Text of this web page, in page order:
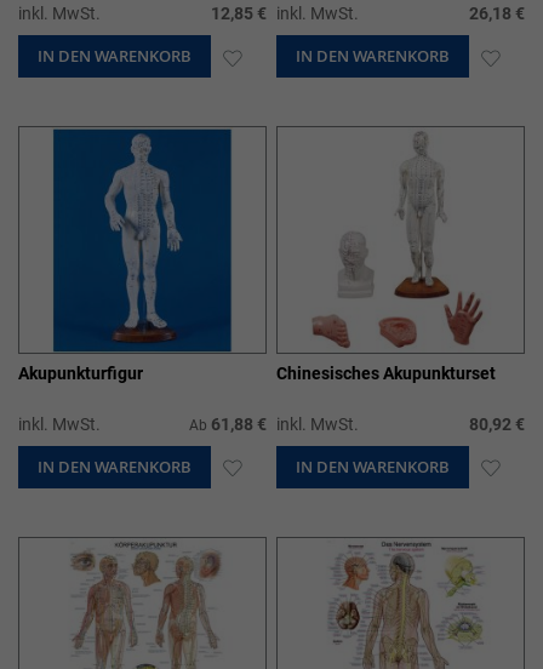
inkl. MwSt. 12,85 €
IN DEN WARENKORB ZUR
inkl. MwSt. 26,18 €
IN DEN WARENKORB ZUR
Akupunkturfigur
inkl. MwSt. Ab 61,88 €
IN DEN WARENKORB ZUR
HINZUFÜGEN
Chinesisches Akupunkturset
inkl. MwSt. 80,92 €
IN DEN WARENKORB ZUR